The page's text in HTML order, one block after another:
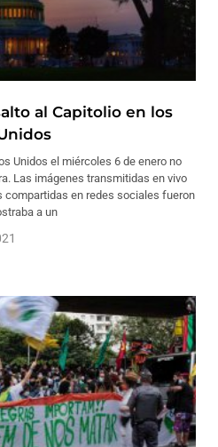
al Capitolio en los
Unidos el miércoles 6 de enero no
Las imágenes transmitidas en vivo
compartidas en redes sociales fueron
a un